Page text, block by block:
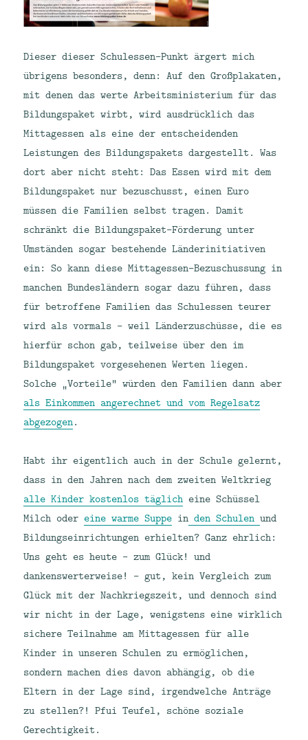
Dieser dieser Schulessen-Punkt ärgert mich
übrigens besonders, denn: Auf den Großplakaten,
mit denen das werte Arbeitsministerium für das
Bildungspaket wirbt, wird ausdrücklich das
Mittagessen als eine der entscheidenden
Leistungen des Bildungspakets dargestellt. Was
dort aber nicht steht: Das Essen wird mit dem
Bildungspaket nur bezuschusst, einen Euro
müssen die Familien selbst tragen. Damit
schränkt die Bildungspaket-Förderung unter
Umständen sogar bestehende Länderinitiativen
ein: So kann diese Mittagessen-Bezuschussung in
manchen Bundesländern sogar dazu führen, dass
für betroffene Familien das Schulessen teurer
wird als vormals – weil Länderzuschüsse, die es
hierfür schon gab, teilweise über den im
Bildungspaket vorgesehenen Werten liegen.
Solche „Vorteile“ würden den Familien dann aber
als Einkommen angerechnet und vom Regelsatz
abgezogen.
Habt ihr eigentlich auch in der Schule gelernt,
dass in den Jahren nach dem zweiten Weltkrieg
alle Kinder kostenlos täglich eine Schüssel
Milch oder eine warme Suppe in den Schulenund
Bildungseinrichtungen erhielten? Ganz ehrlich:
Uns geht es heute – zum Glück! und
dankenswerterweise! – gut, kein Vergleich zum
Glück mit der Nachkriegszeit, und dennoch sind
wir nicht in der Lage, wenigstens eine wirklich
sichere Teilnahme am Mittagessen für alle
Kinder in unseren Schulen zu ermöglichen,
sondern machen dies davon abhängig, ob die
Eltern in der Lage sind, irgendwelche Anträge
zu stellen?! Pfui Teufel, schöne soziale
Gerechtigkeit.